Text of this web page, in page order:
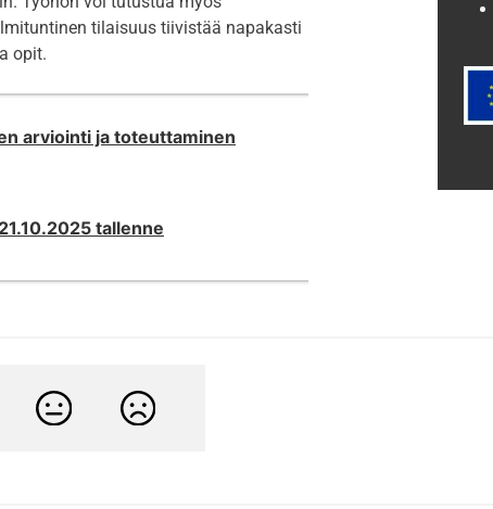
tilaisuus tiivistää napakasti
opit.
arviointi ja toteuttaminen
tallenne